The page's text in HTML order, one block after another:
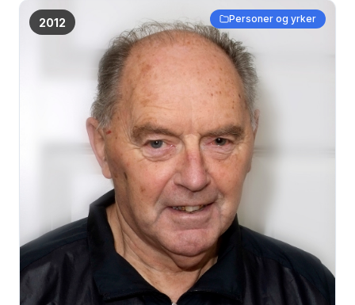
2012 Personer og yrker